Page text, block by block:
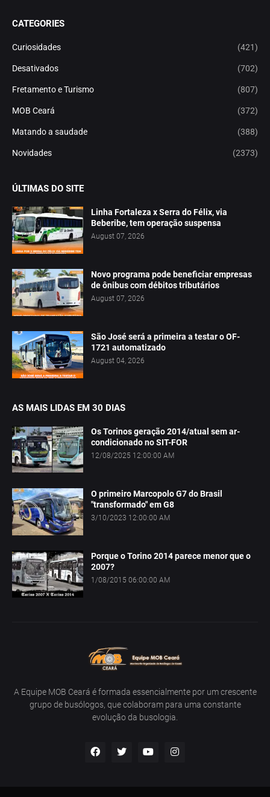
CATEGORIES
Curiosidades (421)
Desativados (702)
Fretamento e Turismo (807)
MOB Ceará (372)
Matando a saudade (388)
Novidades (2373)
ÚLTIMAS DO SITE
Linha Fortaleza x Serra do Félix, via
Beberibe, tem operação suspensa
August 07, 2026
Novo programa pode beneficiar empresas
de ônibus com débitos tributários
August 07, 2026
São José será a primeira a testar o OF-
1721 automatizado
August 04, 2026
AS MAIS LIDAS EM 30 DIAS
Os Torinos geração 2014/atual sem ar-
condicionado no SIT-FOR
12/08/2025 12:00:00 AM
O primeiro Marcopolo G7 do Brasil
"transformado" em G8
3/10/2023 12:00:00 AM
Porque o Torino 2014 parece menor que o
2007?
1/08/2015 06:00:00 AM
A Equipe MOB Ceará é formada essencialmente por um crescente
grupo de busólogos, que colaboram para uma constante
evolução da busologia.